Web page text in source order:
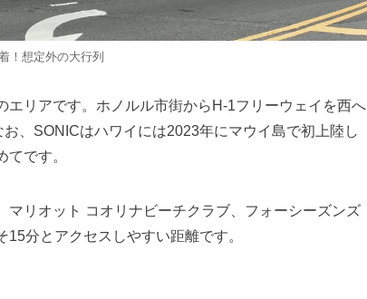
！想定外の大行列
リアです。ホノルル市街からH-1フリーウェイを西へ
、SONICはハワイには2023年にマウイ島で初上陸し
です。
リオット コオリナビーチクラブ、フォーシーズンズ
分とアクセスしやすい距離です。